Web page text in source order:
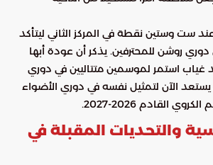
ست وستين نقطة في المركز الثاني ليتأكد
روشن للمحترفين. يذكر أن عودة أبها
غياب استمر لموسمين متتاليين في دوري
يستعد الآن لتمثيل نفسه في دوري الأضواء
القادم 2026-2027.
والتحديات المقبلة في